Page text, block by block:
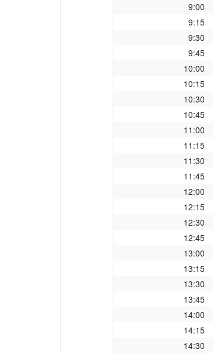
9:00
9:15
9:30
9:45
10:00
10:15
10:30
10:45
11:00
11:15
11:30
11:45
12:00
12:15
12:30
12:45
13:00
13:15
13:30
13:45
14:00
14:15
14:30